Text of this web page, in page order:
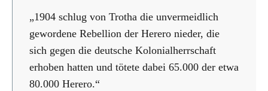
„1904 schlug von Trotha die unvermeidlich
gewordene Rebellion der Herero nieder, die
sich gegen die deutsche Kolonialherrschaft
erhoben hatten und tötete dabei 65.000 der etwa
80.000 Herero.“